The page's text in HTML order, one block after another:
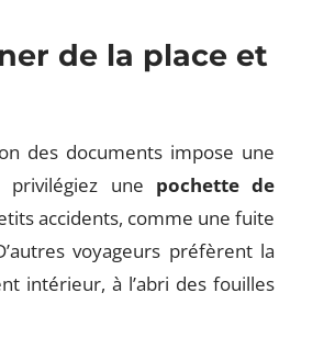
de la place et
des documents impose une
une pochette de
accidents, comme une fuite
voyageurs préfèrent la
intérieur, à l’abri des fouilles